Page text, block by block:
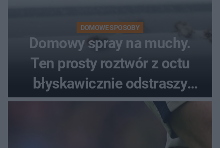
DOMOWE SPOSOBY
Domowy spray na muchy.
Ten prosty roztwór z octu
błyskawicznie odstraszy
uciążliwe owady